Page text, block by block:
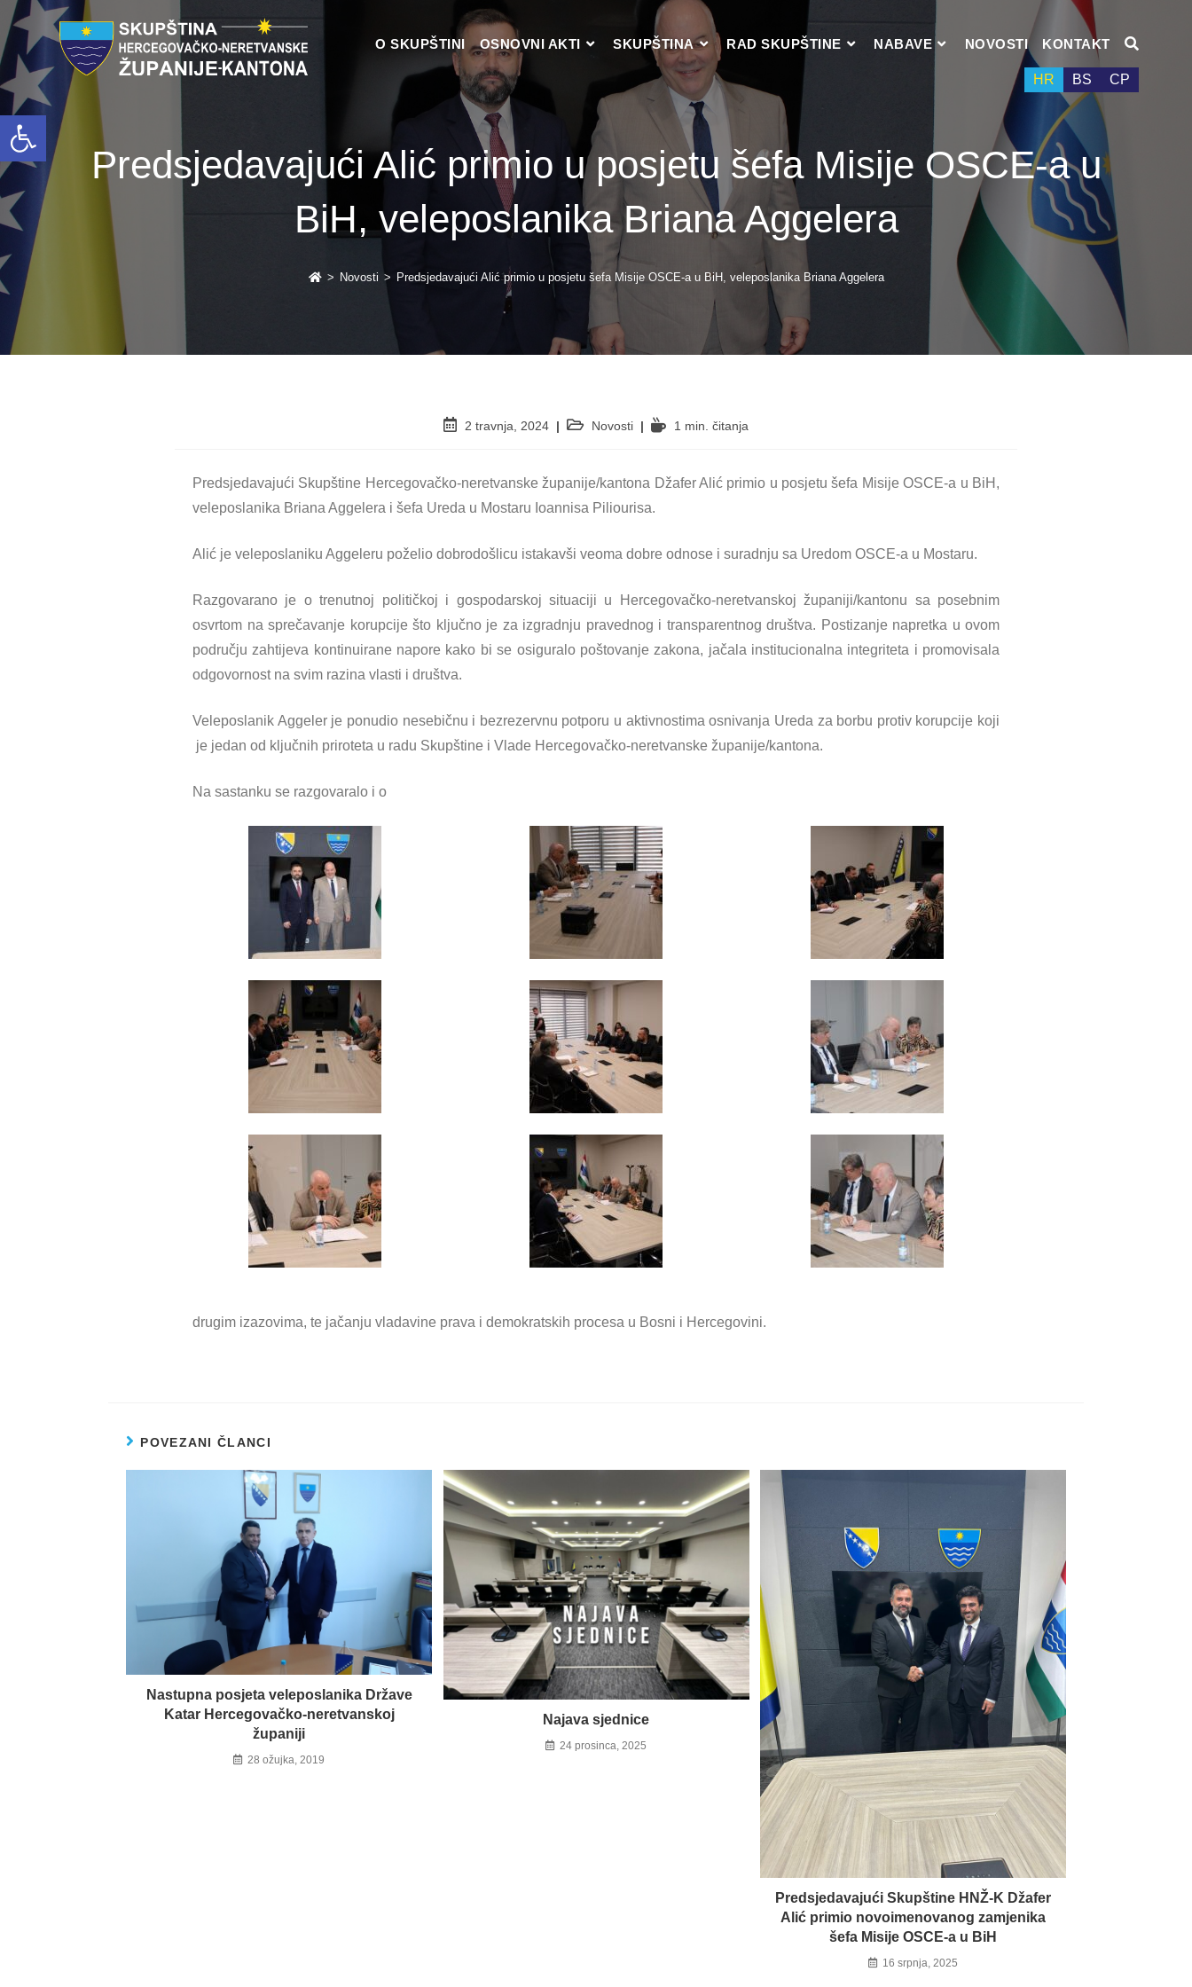
Open toolbar
HR BS СР
O SKUPŠTINI OSNOVNI AKTI SKUPŠTINA RAD SKUPŠTINE NABAVE NOVOSTI KONTAKT
Predsjedavajući Alić primio u posjetu šefa Misije OSCE-a u
BiH, veleposlanika Briana Aggelera
> Novosti > Predsjedavajući Alić primio u posjetu šefa Misije OSCE-a u BiH, veleposlanika Briana Aggelera
2 travnja, 2024 Novosti 1 min. čitanja
Predsjedavajući Skupštine Hercegovačko-neretvanske županije/kantona Džafer Alić primio u posjetu šefa Misije OSCE-a u BiH,
veleposlanika Briana Aggelera i šefa Ureda u Mostaru Ioannisa Piliourisa.
Alić je veleposlaniku Aggeleru poželio dobrodošlicu istakavši veoma dobre odnose i suradnju sa Uredom OSCE-a u Mostaru.
Razgovarano je o trenutnoj političkoj i gospodarskoj situaciji u Hercegovačko-neretvanskoj županiji/kantonu sa posebnim
osvrtom na sprečavanje korupcije što ključno je za izgradnju pravednog i transparentnog društva. Postizanje napretka u ovom
području zahtijeva kontinuirane napore kako bi se osiguralo poštovanje zakona, jačala institucionalna integriteta i promovisala
odgovornost na svim razina vlasti i društva.
Veleposlanik Aggeler je ponudio nesebičnu i bezrezervnu potporu u aktivnostima osnivanja Ureda za borbu protiv korupcije koji
je jedan od ključnih priroteta u radu Skupštine i Vlade Hercegovačko-neretvanske županije/kantona.
Na sastanku se razgovaralo i o
drugim izazovima, te jačanju vladavine prava i demokratskih procesa u Bosni i Hercegovini.
POVEZANI ČLANCI
Nastupna posjeta veleposlanika Države
Katar Hercegovačko-neretvanskoj
županiji
28 ožujka, 2019
Najava sjednice
24 prosinca, 2025
Predsjedavajući Skupštine HNŽ-K Džafer
Alić primio novoimenovanog zamjenika
šefa Misije OSCE-a u BiH
16 srpnja, 2025